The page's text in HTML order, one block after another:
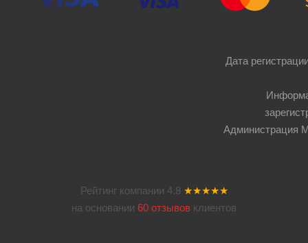
Дата
Администрация
Рейтинг компании 4.8 ★★★★★
на основании 60 отзывов клиентов